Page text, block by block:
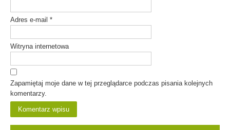
Adres e-mail *
Witryna internetowa
Zapamiętaj moje dane w tej przeglądarce podczas pisania kolejnych
komentarzy.